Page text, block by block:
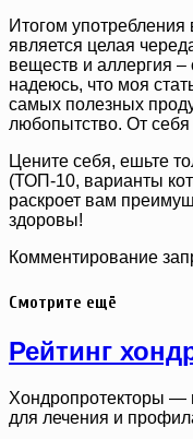
Итогом
является целая
веществ и аллергия
надеюсь, что моя
самых полезных
любопытство. От
Цените себя, ешьте
(ТОП-10, варианты
раскроет вам
здоровы!
Комментирование
Смотрите ещё
Рейтинг
Хондропротекторы —
для лечения и